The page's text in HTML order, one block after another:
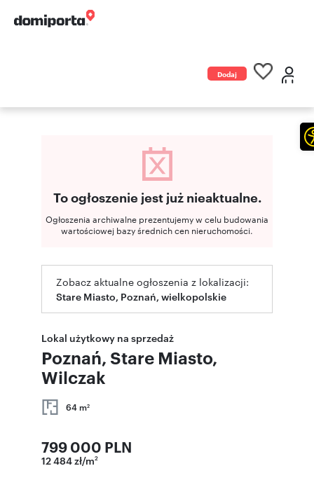
Dodaj
To ogłoszenie jest już nieaktualne.
Ogłoszenia archiwalne prezentujemy w celu budowania
wartościowej bazy średnich cen nieruchomości.
Zobacz aktualne ogłoszenia z lokalizacji:
Stare Miasto, Poznań, wielkopolskie
Lokal użytkowy na sprzedaż
Poznań, Stare Miasto,
Wilczak
64 m2
799 000 PLN
12 484 zł/m2